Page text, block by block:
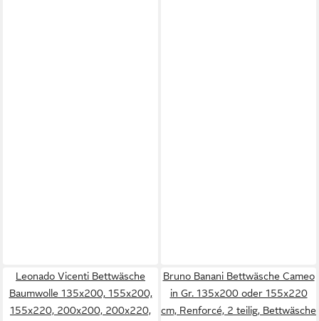
Leonado Vicenti Bettwäsche
Baumwolle 135x200, 155x200,
155x220, 200x200, 200x220,
Bruno Banani Bettwäsche Cameo
in Gr. 135x200 oder 155x220
cm, Renforcé, 2 teilig, Bettwäsche